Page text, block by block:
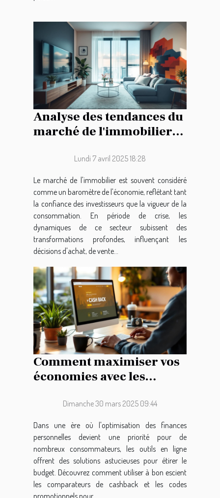
Analyse des tendances du
marché de l'immobilier
Lundi 7 avril 2025 18:28
Le marché de l'immobilier est souvent considéré
comme un baromètre de l'économie, reflétant tant
la confiance des investisseurs que la vigueur de la
consommation. En période de crise, les
dynamiques de ce secteur subissent des
transformations profondes, influençant les
décisions d'achat, de vente...
Comment maximiser vos
économies avec les
cashback et codes promo
Dimanche 30 mars 2025 09:44
Dans une ère où l'optimisation des finances
personnelles devient une priorité pour de
nombreux consommateurs, les outils en ligne
offrent des solutions astucieuses pour étirer le
budget. Découvrez comment utiliser à bon escient
les comparateurs de cashback et les codes